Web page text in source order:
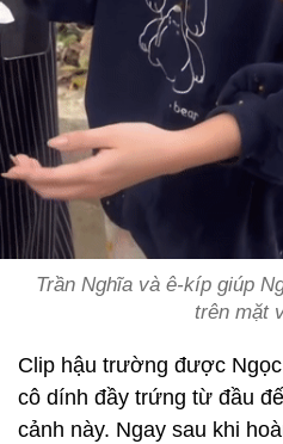
Trần Nghĩa và ê-kíp giúp
trên mặt
Clip hậu trường được
cô dính đầy trứng từ đầu
cảnh này. Ngay sau khi